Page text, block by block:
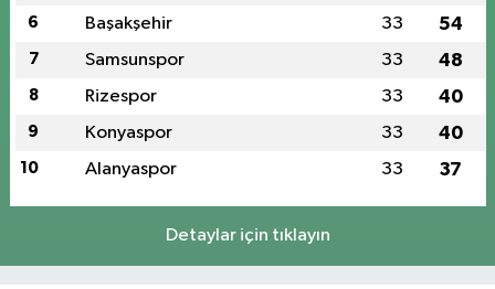
6 Başakşehir 33 54
7 Samsunspor 33 48
8 Rizespor 33 40
9 Konyaspor 33 40
10 Alanyaspor 33 37
Detaylar için tıklayın